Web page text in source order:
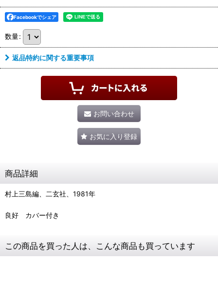
Facebookでシェア
数量:
返品特約に関する重要事項
お問い合わせ
お気に入り登録
商品詳細
村上三島編、二玄社、1981年
良好 カバー付き
この商品を買った人は、こんな商品も買っています